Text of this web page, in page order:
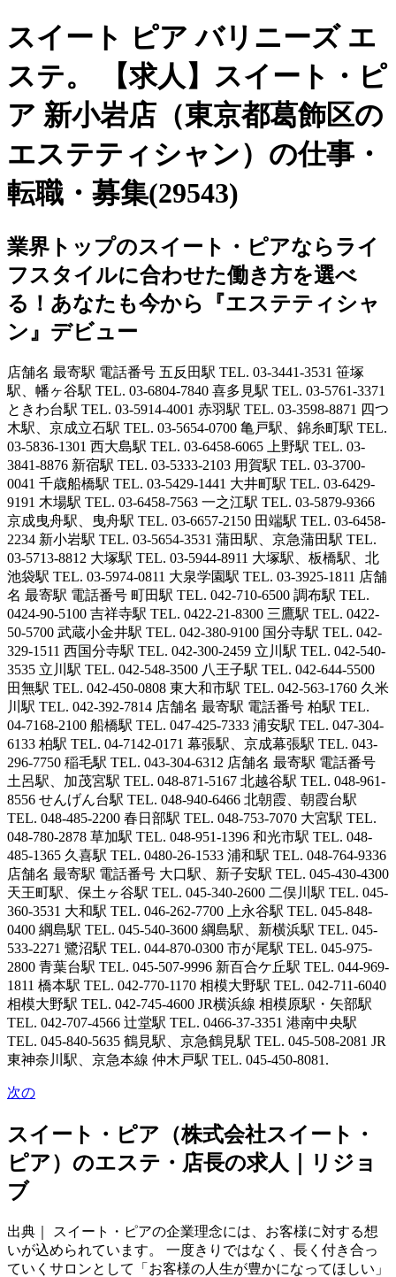
スイート ピア バリニーズ エ
ステ。 【求人】スイート・ピ
ア 新小岩店（東京都葛飾区の
エステティシャン）の仕事・
転職・募集(29543)
業界トップのスイート・ピアならライ
フスタイルに合わせた働き方を選べ
る！あなたも今から『エステティシャ
ン』デビュー
店舗名 最寄駅 電話番号 五反田駅 TEL. 03-3441-3531 笹塚
駅、幡ヶ谷駅 TEL. 03-6804-7840 喜多見駅 TEL. 03-5761-3371
ときわ台駅 TEL. 03-5914-4001 赤羽駅 TEL. 03-3598-8871 四つ
木駅、京成立石駅 TEL. 03-5654-0700 亀戸駅、錦糸町駅 TEL.
03-5836-1301 西大島駅 TEL. 03-6458-6065 上野駅 TEL. 03-
3841-8876 新宿駅 TEL. 03-5333-2103 用賀駅 TEL. 03-3700-
0041 千歳船橋駅 TEL. 03-5429-1441 大井町駅 TEL. 03-6429-
9191 木場駅 TEL. 03-6458-7563 一之江駅 TEL. 03-5879-9366
京成曳舟駅、曳舟駅 TEL. 03-6657-2150 田端駅 TEL. 03-6458-
2234 新小岩駅 TEL. 03-5654-3531 蒲田駅、京急蒲田駅 TEL.
03-5713-8812 大塚駅 TEL. 03-5944-8911 大塚駅、板橋駅、北
池袋駅 TEL. 03-5974-0811 大泉学園駅 TEL. 03-3925-1811 店舗
名 最寄駅 電話番号 町田駅 TEL. 042-710-6500 調布駅 TEL.
0424-90-5100 吉祥寺駅 TEL. 0422-21-8300 三鷹駅 TEL. 0422-
50-5700 武蔵小金井駅 TEL. 042-380-9100 国分寺駅 TEL. 042-
329-1511 西国分寺駅 TEL. 042-300-2459 立川駅 TEL. 042-540-
3535 立川駅 TEL. 042-548-3500 八王子駅 TEL. 042-644-5500
田無駅 TEL. 042-450-0808 東大和市駅 TEL. 042-563-1760 久米
川駅 TEL. 042-392-7814 店舗名 最寄駅 電話番号 柏駅 TEL.
04-7168-2100 船橋駅 TEL. 047-425-7333 浦安駅 TEL. 047-304-
6133 柏駅 TEL. 04-7142-0171 幕張駅、京成幕張駅 TEL. 043-
296-7750 稲毛駅 TEL. 043-304-6312 店舗名 最寄駅 電話番号
土呂駅、加茂宮駅 TEL. 048-871-5167 北越谷駅 TEL. 048-961-
8556 せんげん台駅 TEL. 048-940-6466 北朝霞、朝霞台駅
TEL. 048-485-2200 春日部駅 TEL. 048-753-7070 大宮駅 TEL.
048-780-2878 草加駅 TEL. 048-951-1396 和光市駅 TEL. 048-
485-1365 久喜駅 TEL. 0480-26-1533 浦和駅 TEL. 048-764-9336
店舗名 最寄駅 電話番号 大口駅、新子安駅 TEL. 045-430-4300
天王町駅、保土ヶ谷駅 TEL. 045-340-2600 二俣川駅 TEL. 045-
360-3531 大和駅 TEL. 046-262-7700 上永谷駅 TEL. 045-848-
0400 綱島駅 TEL. 045-540-3600 綱島駅、新横浜駅 TEL. 045-
533-2271 鷺沼駅 TEL. 044-870-0300 市が尾駅 TEL. 045-975-
2800 青葉台駅 TEL. 045-507-9996 新百合ケ丘駅 TEL. 044-969-
1811 橋本駅 TEL. 042-770-1170 相模大野駅 TEL. 042-711-6040
相模大野駅 TEL. 042-745-4600 JR横浜線 相模原駅・矢部駅
TEL. 042-707-4566 辻堂駅 TEL. 0466-37-3351 港南中央駅
TEL. 045-840-5635 鶴見駅、京急鶴見駅 TEL. 045-508-2081 JR
東神奈川駅、京急本線 仲木戸駅 TEL. 045-450-8081.
次の
スイート・ピア（株式会社スイート・
ピア）のエステ・店長の求人｜リジョ
ブ
出典｜ スイート・ピアの企業理念には、お客様に対する想
いが込められています。 一度きりではなく、長く付き合っ
ていくサロンとして「お客様の人生が豊かになってほしい」